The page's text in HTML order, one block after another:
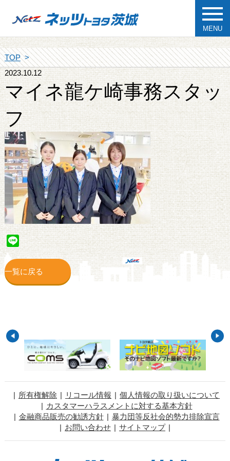
MENU
TOP
2023.10.12
マイネ龍ケ崎事務スタッ
フ
Line
一覧に戻る
所有権解除 リコール情報
個人情報の取り扱いについて
カスタマーハラスメントに対する基本方針
金融商品販売の勧誘方針
暴力団等反社会的勢力排除宣言
お問い合わせ
サイトマップ